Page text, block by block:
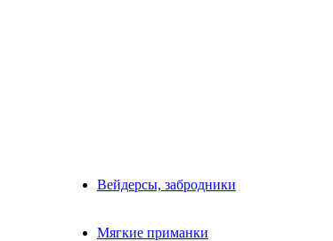
Вейдерсы, забродники
Мягкие приманки